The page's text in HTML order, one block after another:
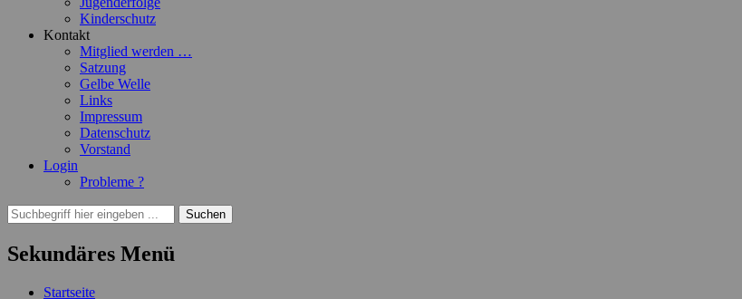
Kinderschutz
Kontakt
Mitglied werden …
Satzung
Gelbe Welle
Links
Impressum
Datenschutz
Vorstand
Login
Probleme ?
Suchen
Suchen
nach:
Sekundäres Menü
Zum
Startseite